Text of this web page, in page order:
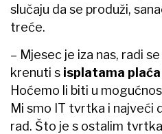
slučaju da se produži,
treće.
– Mjesec je iza nas, radi
krenuti s isplatama plaća
Hoćemo li biti u
Mi smo IT tvrtka i najveći
rad. Što je s ostalim